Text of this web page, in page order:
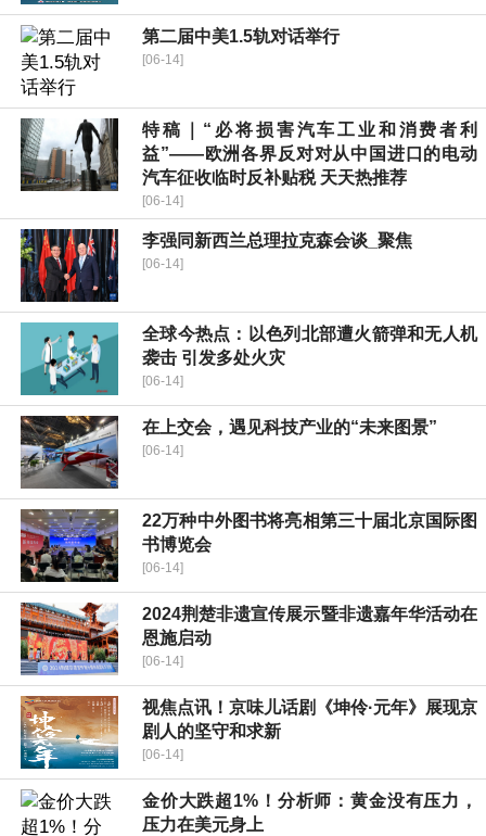
第二届中美1.5轨对话举行
[06-14]
特稿｜“必将损害汽车工业和消费者利
益”——欧洲各界反对对从中国进口的电动
汽车征收临时反补贴税 天天热推荐
[06-14]
李强同新西兰总理拉克森会谈_聚焦
[06-14]
全球今热点：以色列北部遭火箭弹和无人机
袭击 引发多处火灾
[06-14]
在上交会，遇见科技产业的“未来图景”
[06-14]
22万种中外图书将亮相第三十届北京国际图
书博览会
[06-14]
2024荆楚非遗宣传展示暨非遗嘉年华活动在
恩施启动
[06-14]
视焦点讯！京味儿话剧《坤伶·元年》展现京
剧人的坚守和求新
[06-14]
金价大跌超1%！分析师：黄金没有压力，
压力在美元身上